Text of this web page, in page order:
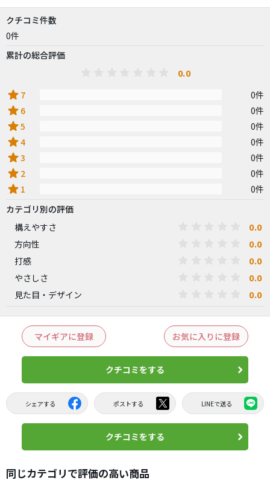
クチコミ件数
0件
累計の総合評価
0.0
star 7 0件
star 6 0件
star5 0件
star4 0件
star3 0件
star 2 0件
star 1
0件
カテゴリ別の評価
構えやすさ
0.0
方向性 0.0
打感 0.0
やさしさ 0.0
見た目・デザイン 0.0
マイギアに登録 お気に入りに登録
クチコミをする
シェアする ポストする LINEで送る
クチコミをする
同じカテゴリで評価の高い商品